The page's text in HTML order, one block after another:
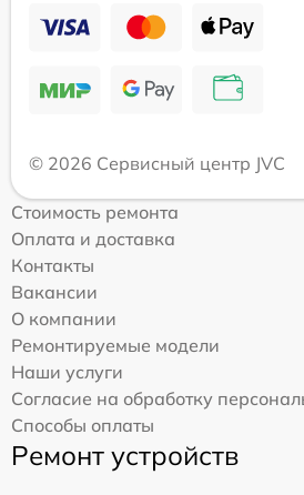
© 2026 Сервисный центр JVC
Стоимость ремонта
Оплата и доставка
Контакты
Вакансии
О компании
Ремонтируемые модели
Наши услуги
Согласие на обработку
Способы оплаты
Ремонт устройств